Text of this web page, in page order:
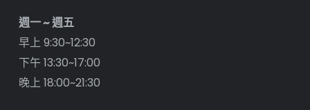
週一 ~ 週五
早上 9:30~12:30
下午 13:30~17:00
晚上 18:00~21:30